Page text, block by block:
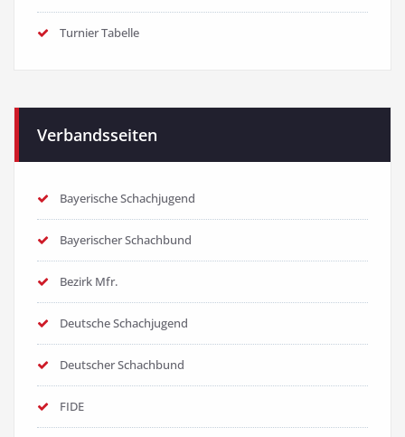
Turnier Tabelle
Verbandsseiten
Bayerische Schachjugend
Bayerischer Schachbund
Bezirk Mfr.
Deutsche Schachjugend
Deutscher Schachbund
FIDE